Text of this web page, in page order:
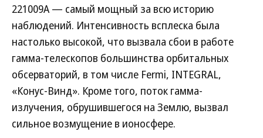
221009A — самый мощный за всю историю
наблюдений. Интенсивность всплеска была
настолько высокой, что вызвала сбои в работе
гамма-телескопов большинства орбитальных
обсерваторий, в том числе Fermi, INTEGRAL,
«Конус-Винд». Кроме того, поток гамма-
излучения, обрушившегося на Землю, вызвал
сильное возмущение в ионосфере.